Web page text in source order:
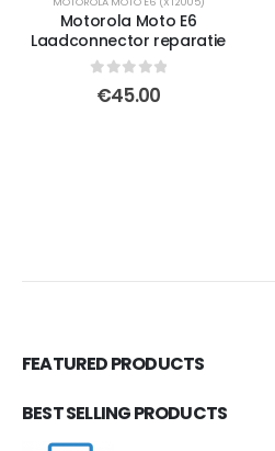
Motorola Moto E6
Laadconnector reparatie
out of 5
€45.00
FEATURED PRODUCTS
BEST SELLING PRODUCTS